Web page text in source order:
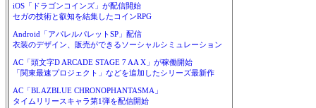
iOS「ドラゴンコインズ」が配信開始
セガの技術と叡知を結集したコインRPG
Android「アパレルパレットSP」配信
衣装のデザイン、販売ができるソーシャルシミュレーション
AC「頭文字D ARCADE STAGE 7 AA X」が稼働開始
「関東最速プロジェクト」などを追加したシリーズ最新作
AC「BLAZBLUE CHRONOPHANTASMA」
タイムリリースキャラ第1弾を配信開始